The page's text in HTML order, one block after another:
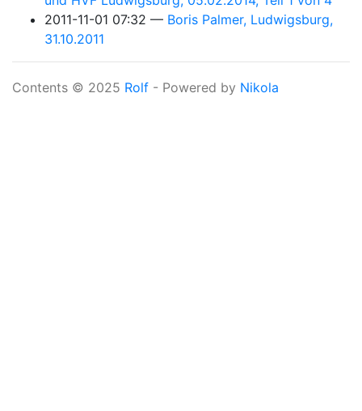
2011-11-01 07:32
Boris Palmer, Ludwigsburg,
31.10.2011
Contents © 2025 Rolf - Powered by Nikola